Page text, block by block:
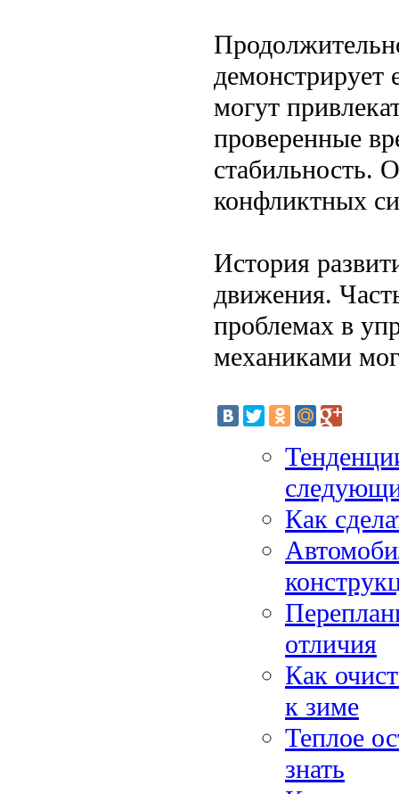
демонстрирует
могут
проверенные
стабильность.
конфликтных
История
движения.
проблемах в
механиками
Как
отличия
Как
к зиме
Теплое
знать